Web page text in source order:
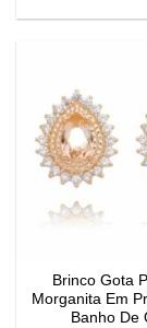
Brinco Gota
Morganita Em
Banho De